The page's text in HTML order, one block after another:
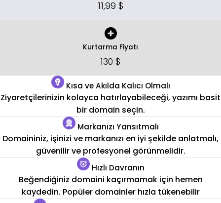
11,99 $
Kurtarma Fiyatı
130 $
Kısa ve Akılda Kalıcı Olmalı
Ziyaretçilerinizin kolayca hatırlayabileceği, yazımı basit
bir domain seçin.
Markanızı Yansıtmalı
Domaininiz, işinizi ve markanızı en iyi şekilde anlatmalı,
güvenilir ve profesyonel görünmelidir.
Hızlı Davranın
Beğendiğiniz domaini kaçırmamak için hemen
kaydedin. Popüler domainler hızla tükenebilir